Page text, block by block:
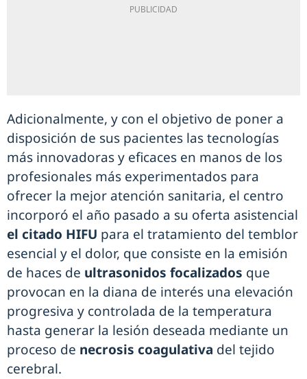
Adicionalmente, y con el objetivo de poner a
disposición de sus pacientes las tecnologías
más innovadoras y eficaces en manos de los
profesionales más experimentados para
ofrecer la mejor atención sanitaria, el centro
incorporó el año pasado a su oferta asistencial
el citado HIFU para el tratamiento del temblor
esencial y el dolor, que consiste en la emisión
de haces de ultrasonidos focalizados que
provocan en la diana de interés una elevación
progresiva y controlada de la temperatura
hasta generar la lesión deseada mediante un
proceso de necrosis coagulativa del tejido
cerebral.